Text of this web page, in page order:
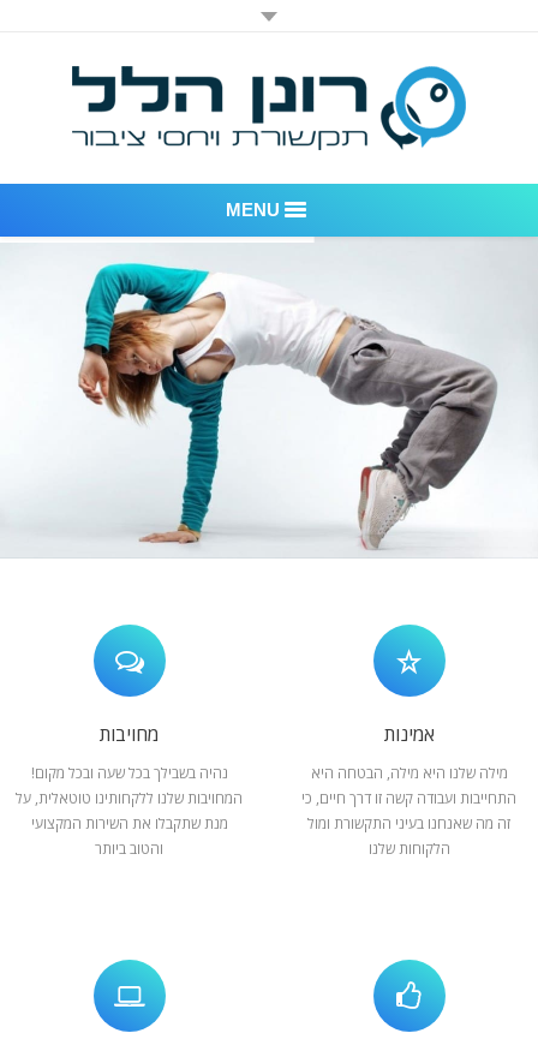
MENU
אודות החברה
דוגמאות לעבודות שביצענו
לקוחות – משרד יחסי ציבור רונן הלל
חדר חדשות
המלצות
צור קשר
אמינות
מילה שלנו היא מילה, הבטחה היא
התחייבות ועבודה קשה זו דרך חיים, כי
זה מה שאנחנו בעיני התקשורת ומול
הלקוחות שלנו
מחויבות
נהיה בשבילך בכל שעה ובכל מקום!
המחויבות שלנו ללקחותינו טוטאלית, על
מנת שתקבלו את השירות המקצועי
והטוב ביותר